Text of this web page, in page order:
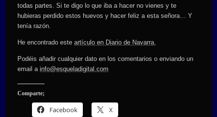
todas partes. Si te digo lo que iba a hacer no vienes y te
hubieras perdido estos huevos y hacer feliz a esta señora… Y
tenía razón.
He encontrado este artículo en Diario de Navarra.
Podéis añadir cualquier dato en los comentarios o enviando un
email a info@esqueladigital.com
Comparte;
Facebook X